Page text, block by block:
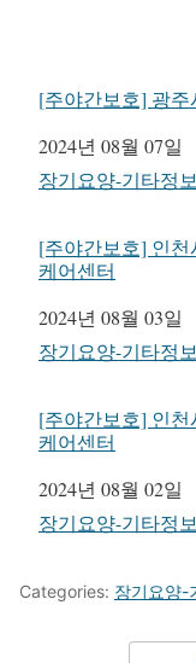
[주야간보호] 광
일자
2024년 08월 07일
관련 항목
장기요양-기타정보
[주야간보호] 인
케어센터
일자
2024년 08월 03일
관련 항목
장기요양-기타정보
[주야간보호] 인
케어센터
일자
2024년 08월 02일
관련 항목
장기요양-기타정보
Categories: 장기요양-